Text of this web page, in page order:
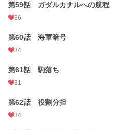
第59話 ガダルカナルへの航程
36
第60話 海軍暗号
34
第61話 駒落ち
31
第62話 役割分担
34